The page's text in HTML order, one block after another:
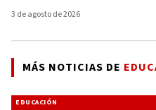
3 de agosto de 2026
MÁS NOTICIAS DE
EDUCACIÓN